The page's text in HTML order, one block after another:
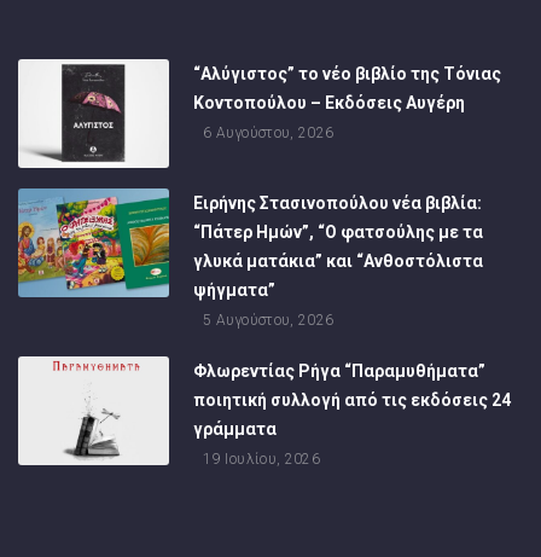
“Αλύγιστος” το νέο βιβλίο της Τόνιας
Κοντοπούλου – Εκδόσεις Αυγέρη
6 Αυγούστου, 2026
Ειρήνης Στασινοπούλου νέα βιβλία:
“Πάτερ Ημών”, “Ο φατσούλης με τα
γλυκά ματάκια” και “Ανθοστόλιστα
ψήγματα”
5 Αυγούστου, 2026
Φλωρεντίας Ρήγα “Παραμυθήματα”
ποιητική συλλογή από τις εκδόσεις 24
γράμματα
19 Ιουλίου, 2026